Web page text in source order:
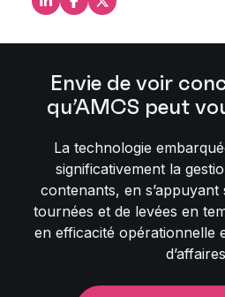
Partagez ceci sur LinkedIn
Partagez ceci sur
Partagez ceci sur X
Envie de voir
qu’AMCS peut
La technologie
significativement la
contenants, en
tournées et de levées en
en efficacité opérationnelle